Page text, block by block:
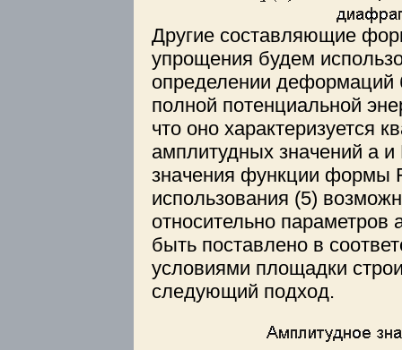
Другие составляющие
упрощения будем
определении деформаций
полной потенциальной
что оно характеризуется
амплитудных значений a
значения функции формы
использования (5)
относительно
быть поставлено в
условиями площадки
следующий подход.